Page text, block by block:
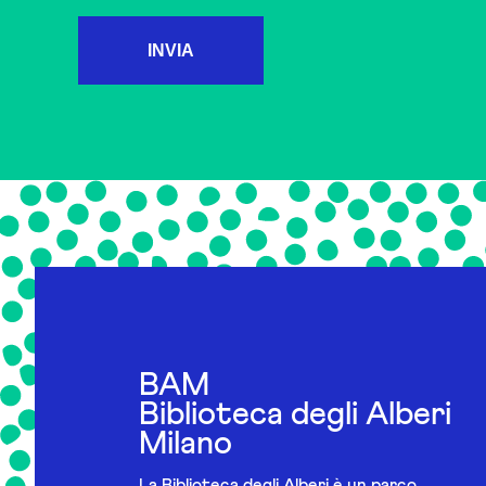
INVIA
BAM
Biblioteca degli Alberi
Milano